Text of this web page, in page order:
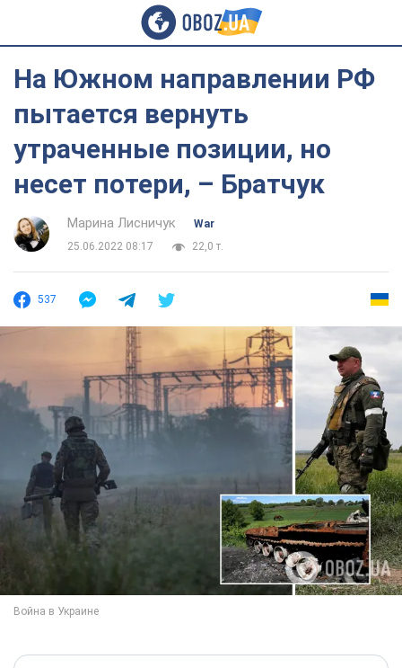
На Южном направлении РФ
пытается вернуть
утраченные позиции, но
несет потери, – Братчук
Марина Лисничук
War
25.06.2022 08:17
22,0 т.
537